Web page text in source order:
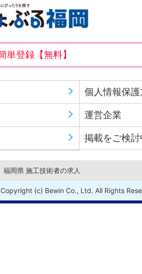
単登録【無料】
個人情報保
運営企業
掲載をご検
福岡県 施工技術者の求人
Copyright (c) Bewin Co., Ltd. All Rights